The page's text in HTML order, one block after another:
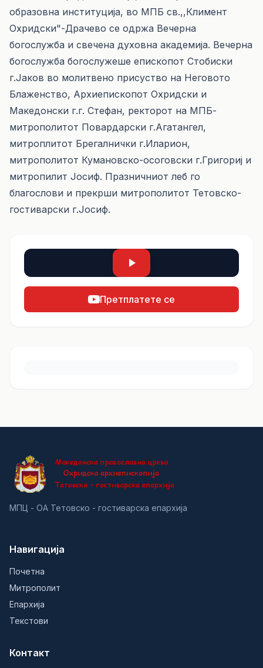
образовна институција, во МПБ св.,,Климент
Охридски"-Драчево се одржа Вечерна
богослужба и свечена духовна академија. Вечерна
богослужба богослужеше епископот Стобиски
г.Јаков во молитвено присуство на Неговото
Блаженство, Архиепископот Охридски и
Македонски г.г. Стефан, ректорот на МПБ-
митрополитот Повардарски г.Агатангел,
митроплитот Брегалнички г.Иларион,
митрополитот Кумановско-осоговски г.Григориј и
митропилит Јосиф. Празничниот леб го
благослови и прекрши митрополитот Тетовско-
гостиварски г.Јосиф.
Претплатете се
МПЦ - ОА Тетовско - гостиварска епархија
Навигација
Почетна
Митрополит
Епархија
Текстови
Контакт